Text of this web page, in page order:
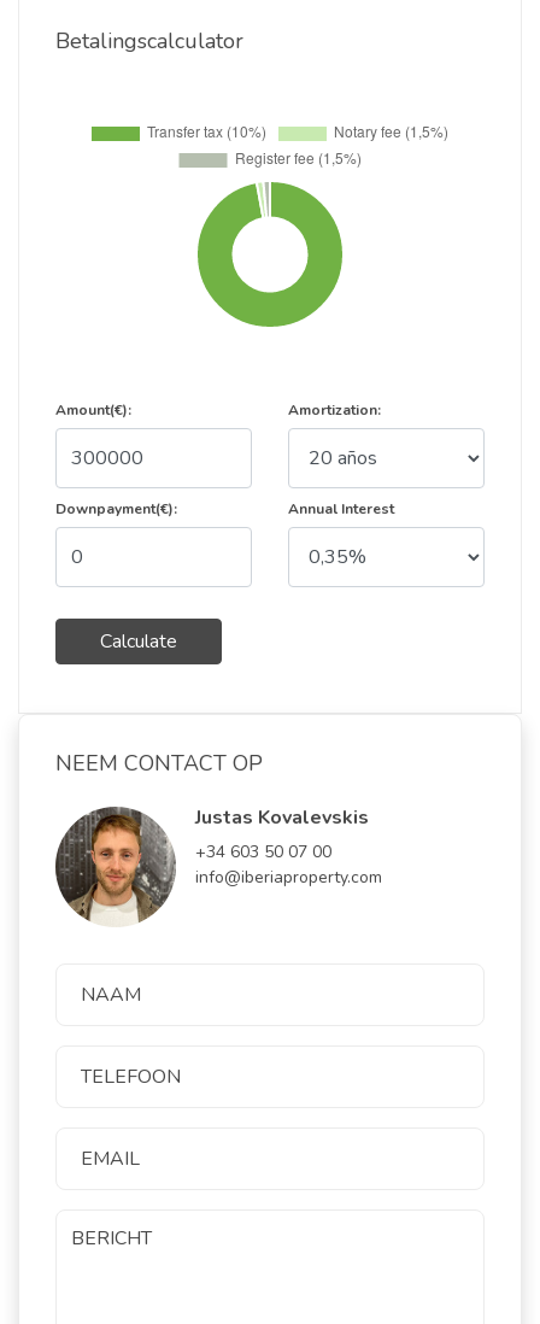
Betalingscalculator
Amount(€):
Downpayment(€):
Calculate
Amortization:
Annual Interest
NEEM CONTACT OP
Justas Kovalevskis
+34 603 50 07 00
info@iberiaproperty.com